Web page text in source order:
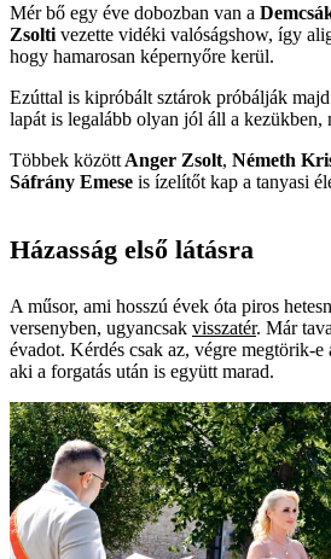
Mér bő egy éve dobozban van a
Zsolti vezette vidéki valóságshow, így
hogy hamarosan képernyőre kerül.
Ezúttal is kipróbált sztárok próbálják
lapát is legalább olyan jól áll a kezükben,
Többek között Anger Zsolt, Németh
Sáfrány Emese is ízelítőt kap a tanyasi
Házasság első látásra
A műsor, ami hosszú évek óta piros
versenyben, ugyancsak visszatér. Már
évadot. Kérdés csak az, végre megtörik-e
aki a forgatás után is együtt marad.